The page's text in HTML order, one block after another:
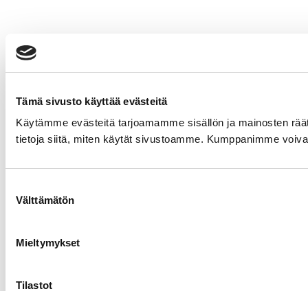
Tämä sivusto käyttää evästeitä
Käytämme evästeitä tarjoamamme sisällön ja mainosten
tietoja siitä, miten käytät sivustoamme. Kumppanimme
valinta
Välttämätön
Mieltymykset
Tilastot